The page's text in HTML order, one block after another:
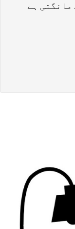
مانگتی ہے